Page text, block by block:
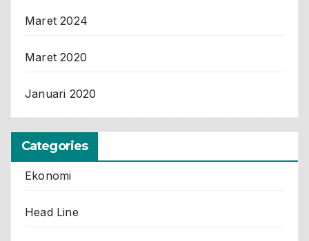
Maret 2024
Maret 2020
Januari 2020
Categories
Ekonomi
Head Line